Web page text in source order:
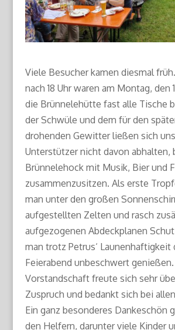
Viele Besucher kamen diesmal
nach 18 Uhr waren am Montag, den
die Brünnelehütte fast alle Tische
der Schwüle und dem für den
drohenden Gewitter ließen sich
Unterstützer nicht davon abhalten,
Brünnelehock mit Musik, Bier und
zusammenzusitzen. Als erste
man unter den großen
aufgestellten Zelten und rasch
aufgezogenen Abdeckplanen
man trotz Petrus‘ Launenhaftigkeit
Feierabend unbeschwert
Vorstandschaft freute sich sehr
Zuspruch und bedankt sich bei
Ein ganz besonderes Dankeschön
den Helfern, darunter viele Kinder